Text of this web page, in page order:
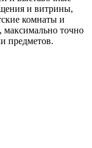
и витрины,
комнаты и
максимально точно
предметов.